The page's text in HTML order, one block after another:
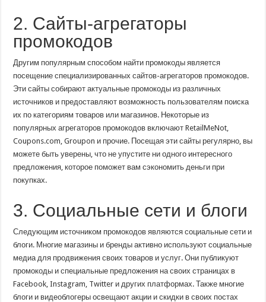
2. Сайты-агрегаторы
промокодов
Другим популярным способом найти промокоды является
посещение специализированных сайтов-агрегаторов промокодов.
Эти сайты собирают актуальные промокоды из различных
источников и предоставляют возможность пользователям поиска
их по категориям товаров или магазинов. Некоторые из
популярных агрегаторов промокодов включают RetailMeNot,
Coupons.com, Groupon и прочие. Посещая эти сайты регулярно, вы
можете быть уверены, что не упустите ни одного интересного
предложения, которое поможет вам сэкономить деньги при
покупках.
3. Социальные сети и блоги
Следующим источником промокодов являются социальные сети и
блоги. Многие магазины и бренды активно используют социальные
медиа для продвижения своих товаров и услуг. Они публикуют
промокоды и специальные предложения на своих страницах в
Facebook, Instagram, Twitter и других платформах. Также многие
блоги и видеоблогеры освещают акции и скидки в своих постах